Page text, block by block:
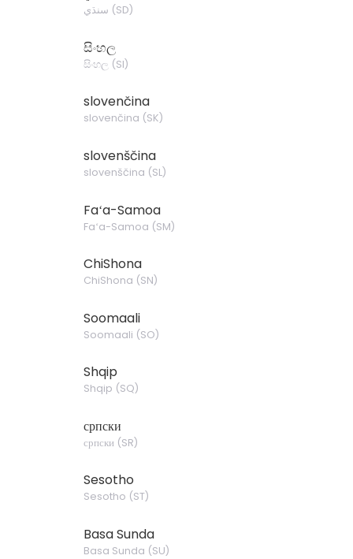
سنڌي (SD)
සිංහල
සිංහල (SI)
slovenčina
slovenčina (SK)
slovenščina
slovenščina (SL)
Faʻa-Samoa
Faʻa-Samoa (SM)
ChiShona
ChiShona (SN)
Soomaali
Soomaali (SO)
Shqip
Shqip (SQ)
српски
српски (SR)
Sesotho
Sesotho (ST)
Basa Sunda
Basa Sunda (SU)